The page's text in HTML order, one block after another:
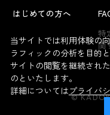
はじめての方へ
特
関
©
当サイトでは利用体験の
ラフィックの分析を目的
サイトの閲覧を継続され
のといたします。
詳細についてはプライバ